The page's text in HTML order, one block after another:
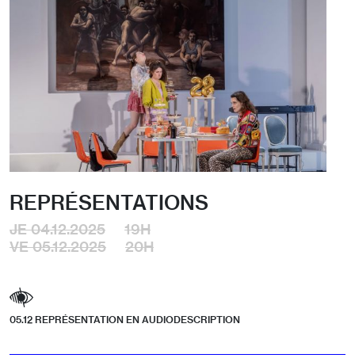
REPRÉSENTATIONS
JE 04.12.2025
19H
VE 05.12.2025
20H
05.12 REPRÉSENTATION EN AUDIODESCRIPTION